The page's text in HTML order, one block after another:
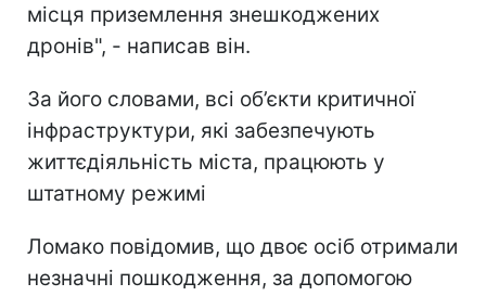
місця приземлення знешкоджених
дронів", - написав він.
За його словами, всі об’єкти критичної
інфраструктури, які забезпечують
життєдіяльність міста, працюють у
штатному режимі
Ломако повідомив, що двоє осіб отримали
незначні пошкодження, за допомогою